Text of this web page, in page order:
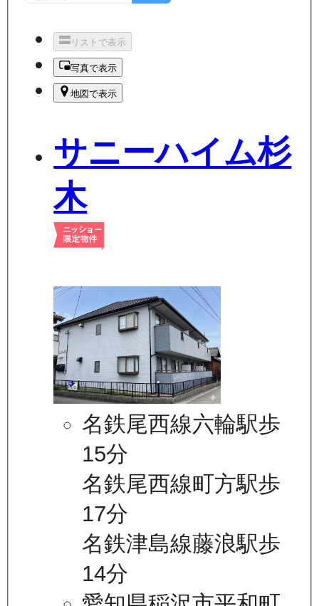
リストで表示
写真で表示
地図で表示
サニーハイム杉
木
名鉄尾西線六輪駅歩
15分
名鉄尾西線町方駅歩
17分
名鉄津島線藤浪駅歩
14分